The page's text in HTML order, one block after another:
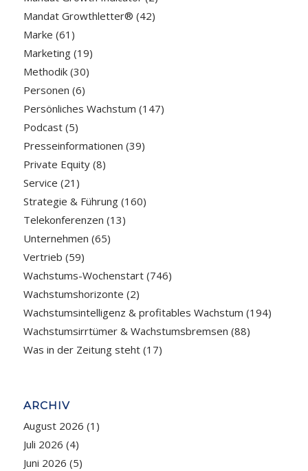
Mandat Growthletter® (42)
Marke (61)
Marketing(19)
Methodik(30)
Personen (6)
Persönliches Wachstum (147)
Podcast(5)
Presseinformationen (39)
Private Equity(8)
Service (21)
Strategie & Führung(160)
Telekonferenzen (13)
Unternehmen (65)
Vertrieb (59)
Wachstums-Wochenstart(746)
Wachstumshorizonte (2)
Wachstumsintelligenz & profitables Wachstum (194)
Wachstumsirrtümer & Wachstumsbremsen (88)
Was in der Zeitung steht(17)
ARCHIV
August 2026 (1)
Juli 2026 (4)
Juni 2026 (5)